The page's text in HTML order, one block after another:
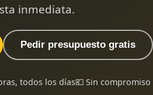
inmediata.
Pedir presupuesto gratis
todos los días💶 Sin compromiso